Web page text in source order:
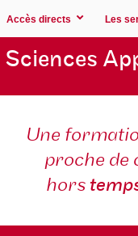
Accès directs Les
Sciences
Une
proche de
hors